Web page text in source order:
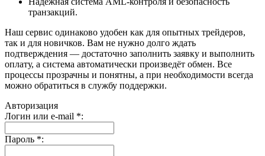
транзакций.
Наш сервис одинаково удобен как для опытных трейдеров,
так и для новичков. Вам не нужно долго ждать
подтверждения — достаточно заполнить заявку и выполнить
оплату, а система автоматически произведёт обмен. Все
процессы прозрачны и понятны, а при необходимости всегда
можно обратиться в службу поддержки.
Авторизация
Логин или e-mail *:
Пароль *: